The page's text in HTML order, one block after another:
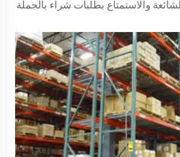
والاستمتاع بطلبات شراء بالجملة